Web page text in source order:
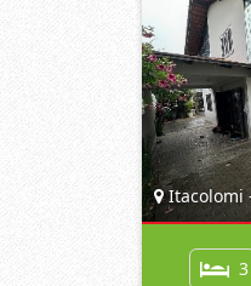
Itacolomi
3